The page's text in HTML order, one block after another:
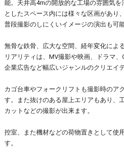
能。天井高4mの開放的な工場の雰囲気を
としたスペース内には様々な区画があり
普段撮影のしにくいイメージの演出も可能
無骨な鉄骨、広大な空間、経年変化によ
リアリティは、MV撮影や映画、ドラマ、
企業広告など幅広いジャンルのクリエイ
カゴ台車やフォークリフトも撮影時のア
す。また抜けのある屋上エリアもあり、
カットなどの撮影が出来ます。
控室、また機材などの荷物置きとして使
す。